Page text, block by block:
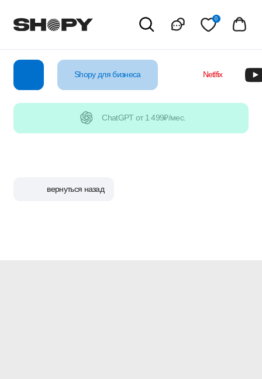
ChatGPT от 1 499₽/мес.